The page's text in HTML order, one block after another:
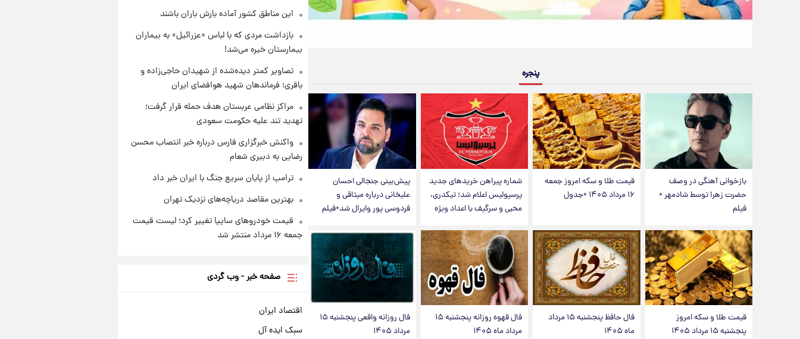
پنجره
بازخوانی آهنگی در وصف
حضرت زهرا توسط شادمهر +
فیلم
قیمت طلا و سکه امروز جمعه
۱۶ مرداد ۱۴۰۵ +جدول
شماره پیراهن خریدهای جدید
پرسپولیس اعلام شد؛ تیکدری،
محبی و سرگیف با اعداد ویژه
پیش‌بینی جنجالی احسان
علیخانی درباره میثاقی و
فردوسی پور وایرال شد+فیلم
قیمت طلا و سکه امروز
پنجشنبه ۱۵ مرداد ۱۴۰۵
فال حافظ پنجشنبه ۱۵ مرداد
ماه ۱۴۰۵
فال قهوه روزانه پنجشنبه ۱۵
مرداد ماه ۱۴۰۵
فال روزانه واقعی پنجشنبه ۱۵
مرداد ۱۴۰۵
این مناطق کشور آماده بارش باران باشند
بازداشت مردی که با لباس «عزرائیل» به بیماران
بیمارستان خیره می‌شد!
تصاویر کمتر دیده‌شده از شهیدان حاجی‌زاده و
باقری؛ فرماندهان شهید هوافضای ایران
مراکز نظامی عربستان هدف حمله قرار گرفت؛
تهدید تند علیه حکومت سعودی
واکنش خبرگزاری فارس درباره خبر انتصاب محسن
رضایی به دبیری شعام
ترامپ از پایان سریع جنگ با ایران خبر داد
بهترین مقاصد دریاچه‌های نزدیک تهران
قیمت خودروهای سایپا تغییر کرد؛ لیست قیمت
جمعه ۱۶ مرداد منتشر شد
صفحه خبر - وب گردی
اقتصاد ایران
سبک ایده آل